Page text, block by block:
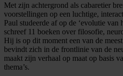
Met zijn achtergrond als cabaretier
voorstellingen op een luchtige,
Paul studeerde af op de ‘evolutie van
schreef 11 boeken over filosofie,
Hij is op dit moment een van de
bevindt zich in de frontlinie van de
maakt zijn verhaal op maat op basis
thema’s.